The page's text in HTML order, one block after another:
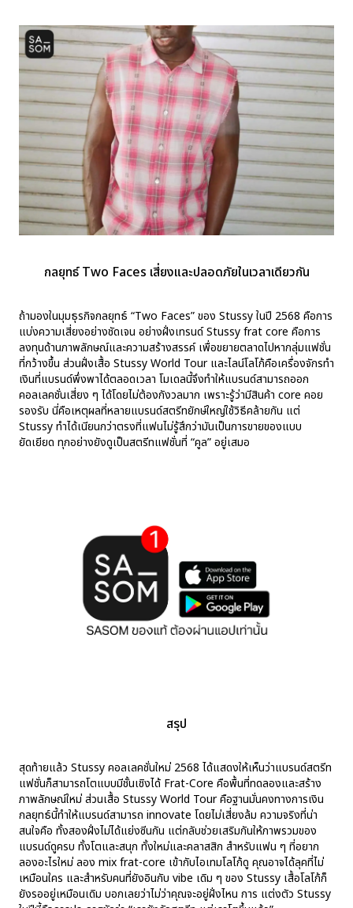
กลยุทธ์ Two Faces เสี่ยงและปลอดภัยในเวลาเดียวกัน
ถ้ามองในมุมธุรกิจกลยุทธ์ “Two Faces” ของ Stussy ในปี 2568 คือการ
แบ่งความเสี่ยงอย่างชัดเจน อย่างฝั่งเทรนด์ Stussy frat core คือการ
ลงทุนด้านภาพลักษณ์และความสร้างสรรค์ เพื่อขยายตลาดไปหากลุ่มแฟชั่น
ที่กว้างขึ้น ส่วนฝั่งเสื้อ Stussy World Tour และไลน์โลโก้คือเครื่องจักรทำ
เงินที่แบรนด์พึ่งพาได้ตลอดเวลา โมเดลนี้จึงทำให้แบรนด์สามารถออก
คอลเลคชั่นเสี่ยง ๆ ได้โดยไม่ต้องกังวลมาก เพราะรู้ว่ามีสินค้า core คอย
รองรับ นี่คือเหตุผลที่หลายแบรนด์สตรีทยักษ์ใหญ่ใช้วิธีคล้ายกัน แต่
Stussy ทำได้เนียนกว่าตรงที่แฟนไม่รู้สึกว่ามันเป็นการขายของแบบ
ยัดเยียด ทุกอย่างยังดูเป็นสตรีทแฟชั่นที่ “คูล” อยู่เสมอ
สรุป
สุดท้ายแล้ว Stussy คอลเลคชั่นใหม่ 2568 ได้แสดงให้เห็นว่าแบรนด์สตรีท
แฟชั่นก็สามารถโตแบบมีชั้นเชิงได้ Frat-Core คือพื้นที่ทดลองและสร้าง
ภาพลักษณ์ใหม่ ส่วนเสื้อ Stussy World Tour คือฐานมั่นคงทางการเงิน
กลยุทธ์นี้ทำให้แบรนด์สามารถ innovate โดยไม่เสี่ยงล้ม ความจริงที่น่า
สนใจคือ ทั้งสองฝั่งไม่ได้แย่งซีนกัน แต่กลับช่วยเสริมกันให้ภาพรวมของ
แบรนด์ดูครบ ทั้งโตและสนุก ทั้งใหม่และคลาสสิก สำหรับแฟน ๆ ที่อยาก
ลองอะไรใหม่ ลอง mix frat-core เข้ากับไอเทมโลโก้ดู คุณอาจได้ลุคที่ไม่
เหมือนใคร และสำหรับคนที่ยังอินกับ vibe เดิม ๆ ของ Stussy เสื้อโลโก้ก็
ยังรออยู่เหมือนเดิม บอกเลยว่าไม่ว่าคุณจะอยู่ฝั่งไหน การ แต่งตัว Stussy